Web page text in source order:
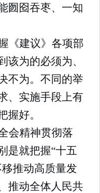
囫囵吞枣、一知
《建议》各项部
该为的必须为、
不为。不同的举
、实施手段上有
握好。
会精神贯彻落
是就把握“十五
推动高质量发
推动全体人民共